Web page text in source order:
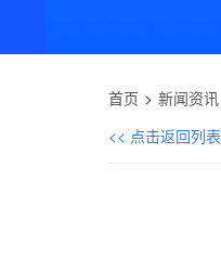
首页 新闻资讯
<< 点击返回列表